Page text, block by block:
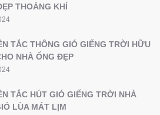
THOÁNG KHÍ
TẮC THÔNG GIÓ GIẾNG TRỜI HỮU
NHÀ ỐNG ĐẸP
TẮC HÚT GIÓ GIẾNG TRỜI NHÀ
LÙA MÁT LỊM